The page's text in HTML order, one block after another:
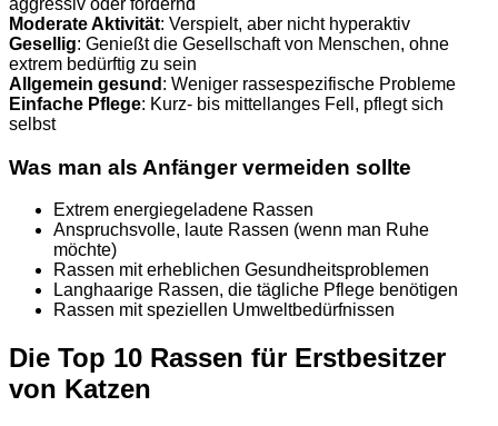
aggressiv oder fordernd
Moderate Aktivität: Verspielt, aber nicht hyperaktiv
Gesellig: Genießt die Gesellschaft von Menschen, ohne
extrem bedürftig zu sein
Allgemein gesund : Weniger rassespezifische Probleme
Einfache Pflege: Kurz- bis mittellanges Fell, pflegt sich
selbst
Was man als Anfänger vermeiden sollte
Extrem energiegeladene Rassen
Anspruchsvolle, laute Rassen (wenn man Ruhe
möchte)
Rassen mit erheblichen Gesundheitsproblemen
Langhaarige Rassen, die tägliche Pflege benötigen
Rassen mit speziellen Umweltbedürfnissen
Die Top 10 Rassen für Erstbesitzer
von Katzen